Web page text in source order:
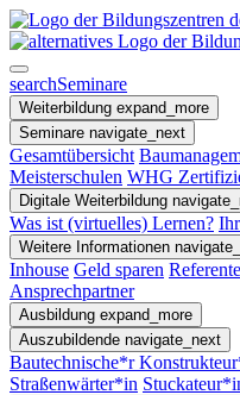
searchSeminare
Weiterbildung expand_more
Seminare navigate_next
Gesamtübersicht
Meisterschulen WHG
Digitale Weiterbildung
Was ist (virtuelles) Lernen?
Weitere Informationen
Inhouse Geld sparen
Ansprechpartner
Ausbildung expand_more
Auszubildende navigate_next
Bautechnische*r
Straßenwärter*in